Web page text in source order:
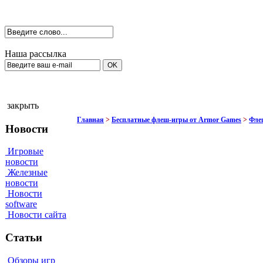
Наша рассылка
закрыть
Новости
Игровые
новости
Железные
новости
Новости
software
Новости сайта
Статьи
Обзоры игр
Главная > Бесплатные флеш-игры от Armor Games >